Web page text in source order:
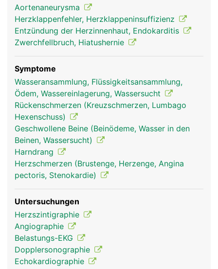
zur Versorgung der Bauchorgane und der Nieren.
In Höhe des Bauchnabels teilt sich die Aorta in die
beiden Beckenarterien auf zur Versorgung der
Beckenorgane und der Beine.
aorta frau
Aortenaneurysma
Herzklappenfehler, Herzklappeninsuffizienz
Entzündung der Herzinnenhaut, Endokarditis
Zwerchfellbruch, Hiatushernie
Symptome
Wasseransammlung, Flüssigkeitsansammlung,
Ödem, Wassereinlagerung, Wassersucht
Rückenschmerzen (Kreuzschmerzen, Lumbago
Hexenschuss)
Geschwollene Beine (Beinödeme, Wasser in den
Beinen, Wassersucht)
Harndrang
Herzschmerzen (Brustenge, Herzenge, Angina
pectoris, Stenokardie)
Untersuchungen
Herzszintigraphie
Angiographie
Belastungs-EKG
Dopplersonographie
Echokardiographie